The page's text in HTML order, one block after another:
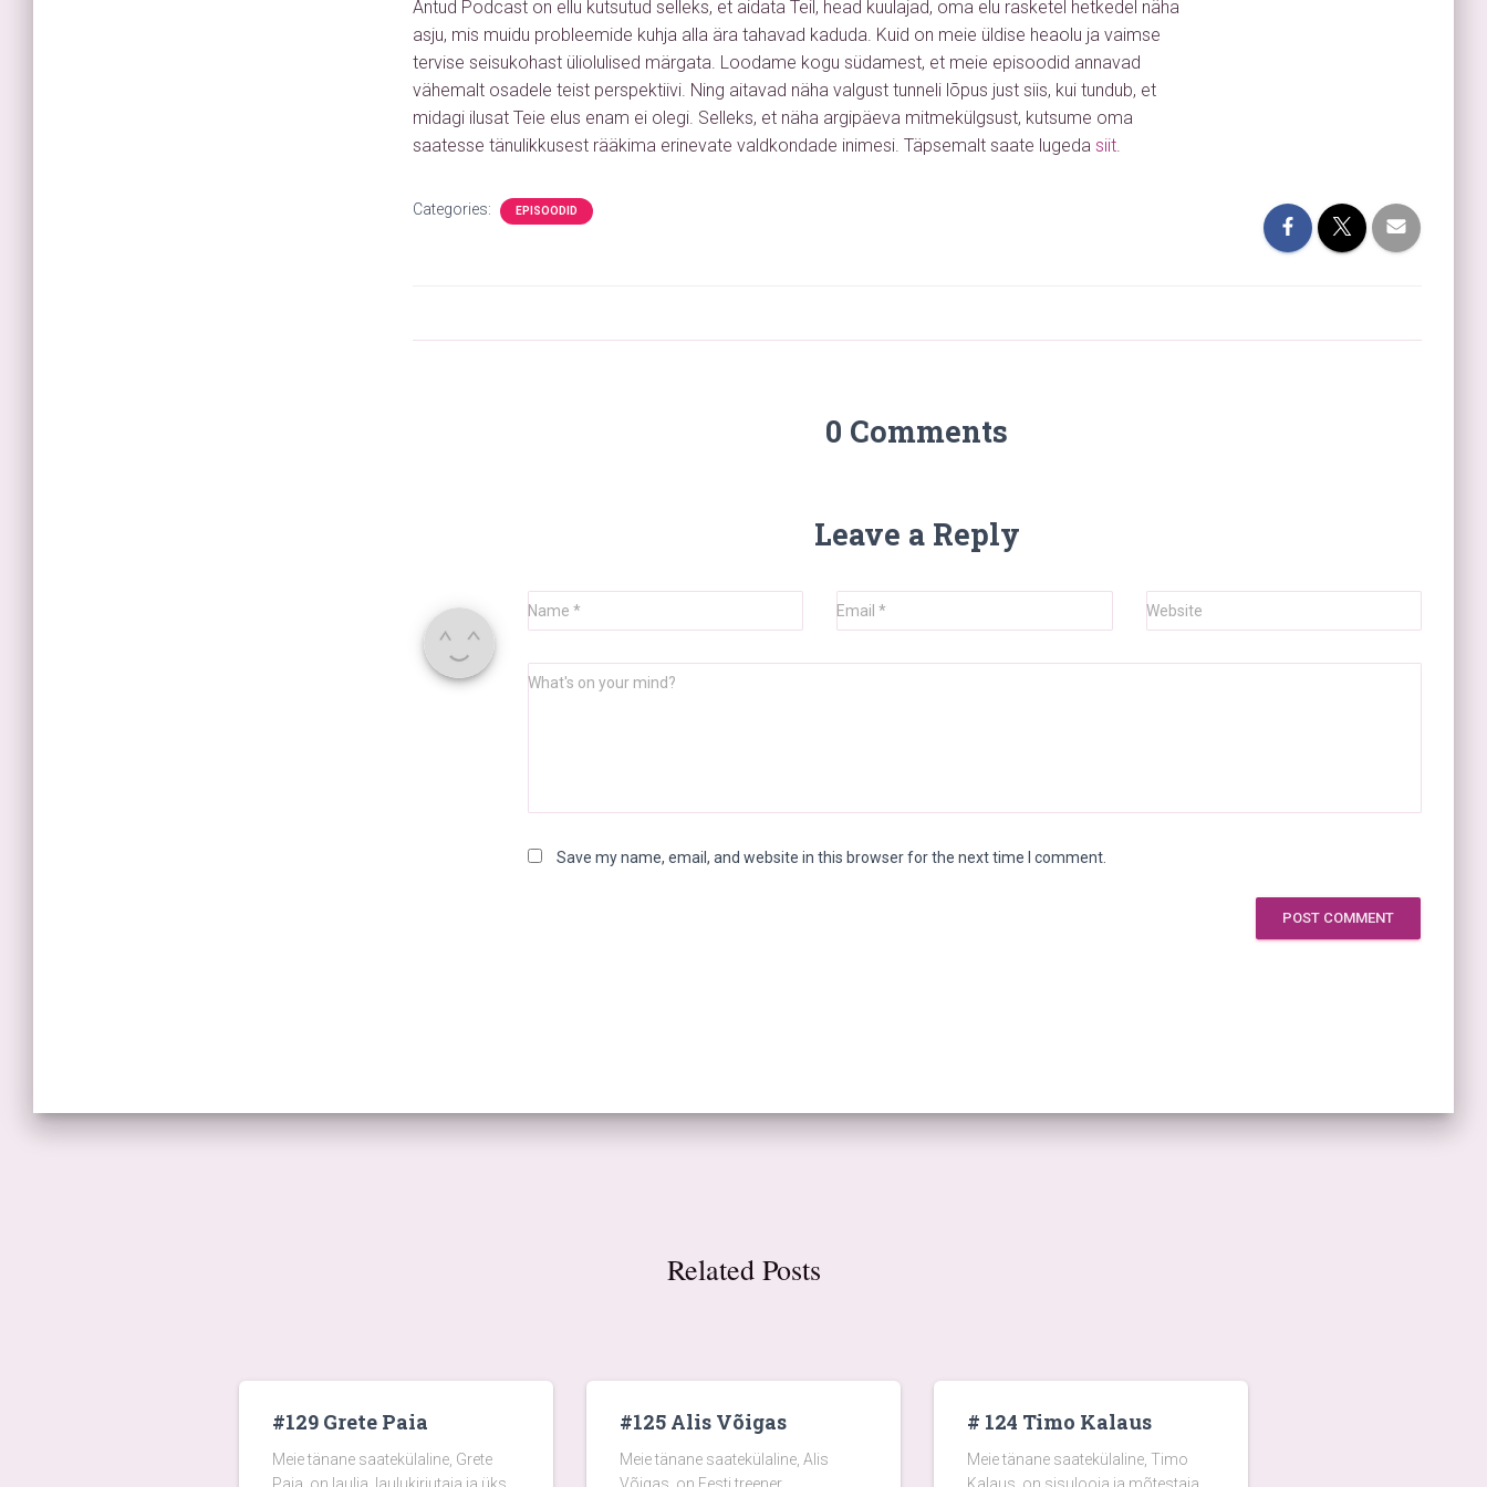
Antud Podcast on ellu kutsutud selleks, et aidata Teil, head kuulajad, oma elu rasketel hetkedel näha
asju, mis muidu probleemide kuhja alla ära tahavad kaduda. Kuid on meie üldise heaolu ja vaimse
tervise seisukohast üliolulised märgata. Loodame kogu südamest, et meie episoodid annavad
vähemalt osadele teist perspektiivi. Ning aitavad näha valgust tunneli lõpus just siis, kui tundub, et
midagi ilusat Teie elus enam ei olegi. Selleks, et näha argipäeva mitmekülgsust, kutsume oma
saatesse tänulikkusest rääkima erinevate valdkondade inimesi. Täpsemalt saate lugeda siit.
Categories: EPISOODID
0 Comments
Leave a Reply
Name * Email* Website
What's on your mind?
Save my name, email, and website in this browser for the next time I comment.
Related Posts
#129 Grete Paia
Meie tänane saatekülaline, Grete
#125 Alis Võigas
Meie tänane saatekülaline, Alis
# 124 Timo Kalaus
Meie tänane saatekülaline, Timo